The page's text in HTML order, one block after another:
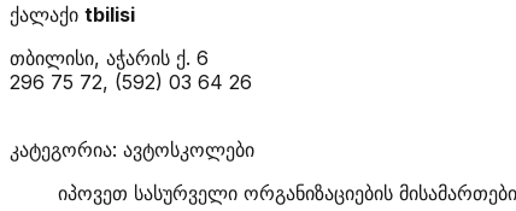
ქალაქი tbilisi
თბილისი, აჭარის ქ. 6
296 75 72, (592) 03 64 26
კატეგორია: ავტოსკოლები
იპოვეთ სასურველი ორგანიზაციების